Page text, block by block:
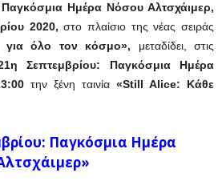
Παγκόσμια Ημέρα Νόσου Αλτσχάιμερ,
2020, στο πλαίσιο της νέας σειράς
για όλο τον κόσμο», μεταδίδει, στις
Σεπτεμβρίου: Παγκόσμια Ημέρα
την ξένη ταινία «Still Alice: Κάθε
Παγκόσμια Ημέρα